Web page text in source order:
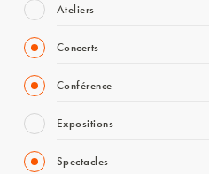
Ateliers
Concerts
Conférence
Expositions
Spectacles